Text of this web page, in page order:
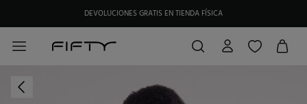
DEVOLUCIONES GRATIS EN TIENDA FÍSICA